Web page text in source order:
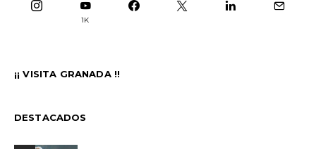
1K
¡¡ VISITA GRANADA !!
DESTACADOS